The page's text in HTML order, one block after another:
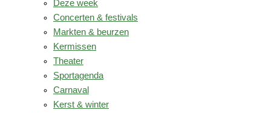
Deze week
Concerten & festivals
Markten & beurzen
Kermissen
Theater
Sportagenda
Carnaval
Kerst & winter